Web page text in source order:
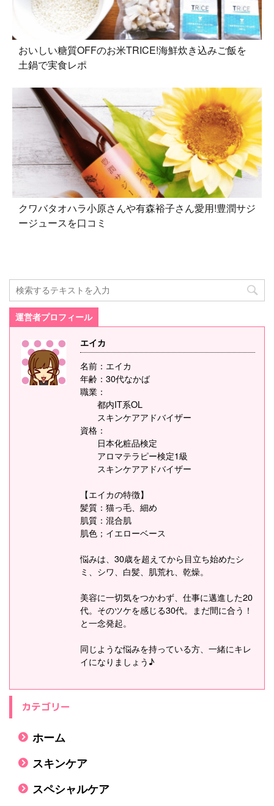
おいしい糖質OFFのお米TRICE!海鮮炊き込みご飯を
土鍋で実食レポ
クワバタオハラ小原さんや有森裕子さん愛用!豊潤サジ
ージュースを口コミ
運営者プロフィール
エイカ
名前：エイカ
年齢：30代なかば
職業：
都内IT系OL
スキンケアアドバイザー
資格：
日本化粧品検定
アロマテラピー検定1級
スキンケアアドバイザー
【エイカの特徴】
髪質：猫っ毛、細め
肌質：混合肌
肌色；イエローベース
悩みは、30歳を超えてから目立ち始めたシ
ミ、シワ、白髪、肌荒れ、乾燥。
美容に一切気をつかわず、仕事に邁進した20
代。そのツケを感じる30代。まだ間に合う！
と一念発起。
同じような悩みを持っている方、一緒にキレ
イになりましょう♪
カテゴリー
ホーム
スキンケア
スペシャルケア